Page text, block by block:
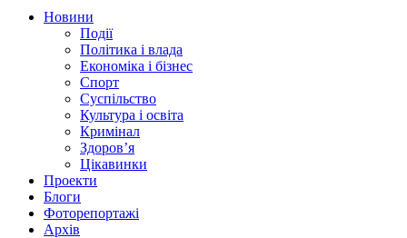
Новини
Події
Політика і влада
Економіка і бізнес
Спорт
Суспільство
Культура і освіта
Кримінал
Здоров’я
Цікавинки
Проекти
Блоги
Фоторепортажі
Архів